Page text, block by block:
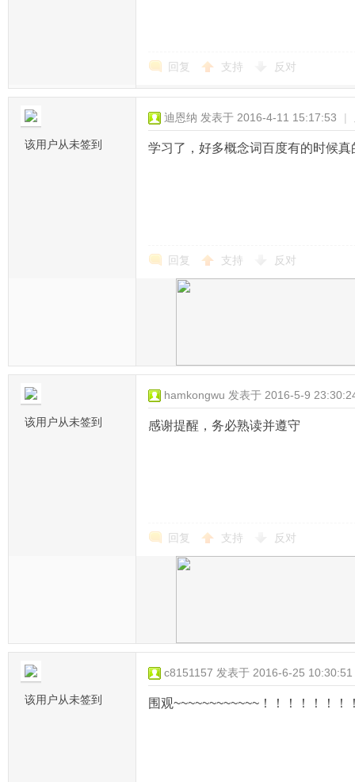
回复 支持 反对
该用户从未签到
迪恩纳 发表于 2016-4-11 15:17:53 |
学习了，好多概念词百度有的时候
回复 支持 反对
该用户从未签到
hamkongwu 发表于 2016-5-9
感谢提醒，务必熟读并遵守
回复 支持 反对
该用户从未签到
c8151157 发表于 2016-6-25 10:30:51
围观~~~~~~~~~~~~！！！！！！！